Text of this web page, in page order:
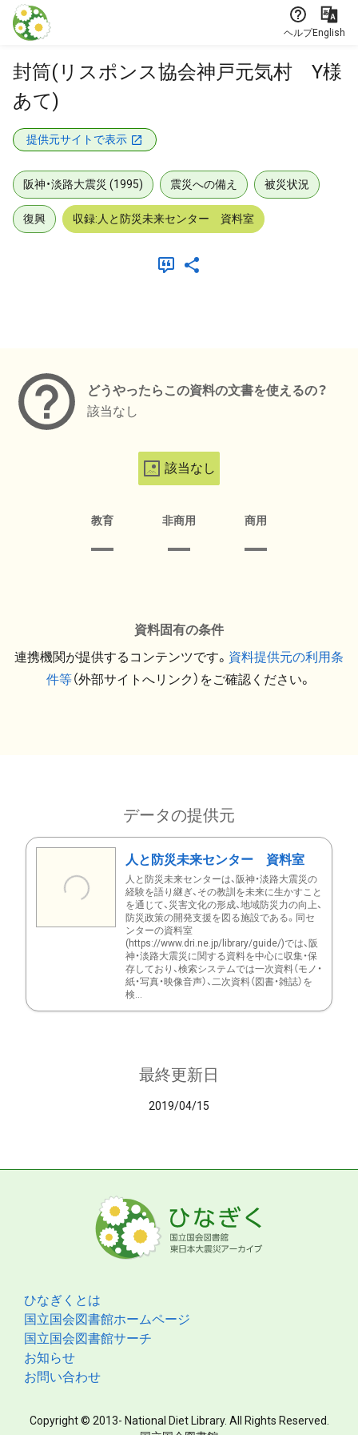
本文に飛ぶ
ヘルプEnglish
封筒(リスポンス協会神戸元気村 Y様
あて)
提供元サイトで表示
阪神・淡路大震災 (1995) 震災への備え 被災状況
復興 収録:人と防災未来センター 資料室
どうやったらこの資料の文書を使えるの？
該当なし
該当なし
教育 非商用 商用
資料固有の条件
連携機関が提供するコンテンツです。 資料提供元の利用条
件等（外部サイトへリンク）をご確認ください。
データの提供元
人と防災未来センター 資料室
人と防災未来センターは、阪神・淡路大震災の
経験を語り継ぎ、その教訓を未来に生かすこと
を通じて、災害文化の形成、地域防災力の向上、
防災政策の開発支援を図る施設である。同セ
ンターの資料室
(https://www.dri.ne.jp/library/guide/)では、阪
神・淡路大震災に関する資料を中心に収集・保
存しており、検索システムでは一次資料（モノ・
紙・写真・映像音声）、二次資料（図書・雑誌）を
検...
最終更新日
2019/04/15
ひなぎくとは
国立国会図書館ホームページ
国立国会図書館サーチ
お知らせ
お問い合わせ
Copyright © 2013- National Diet Library. All Rights Reserved.